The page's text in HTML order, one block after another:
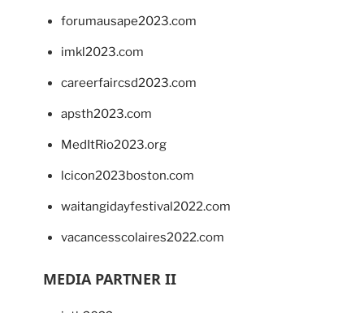
forumausape2023.com
imkl2023.com
careerfaircsd2023.com
apsth2023.com
MedItRio2023.org
lcicon2023boston.com
waitangidayfestival2022.com
vacancesscolaires2022.com
MEDIA PARTNER II